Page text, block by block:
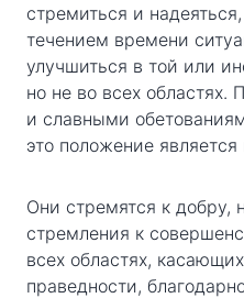
стремиться и
течением времени
улучшиться в той или
но не во всех
и славными
это положение
Они стремятся к добру,
стремления к
всех областях,
праведности,